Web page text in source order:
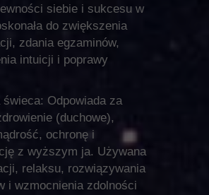
siebie i sukcesu w
do zwiększenia
zdania egzaminów,
intuicji i poprawy
świeca: Odpowiada za
(duchowe),
ochronę i
z wyższym ja. Używana
relaksu, rozwiązywania
i wzmocnienia zdolności